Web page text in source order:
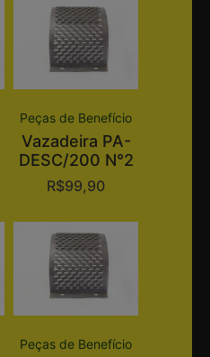
Peças de Benefício
Vazadeira PA-
DESC/200 N°2
R$99,90
Peças de Benefício